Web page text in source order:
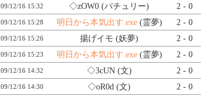
09/12/16 15:32 ◇zOW0 (パチュリー) 2 - 0
09/12/16 15:28 明日から本気出す.exe(霊夢) 2 - 0
09/12/16 15:26 揚げイモ (妖夢) 2 - 0
09/12/16 15:23 明日から本気出す.exe(霊夢) 2 - 0
09/12/16 14:32 ◇3cUN(文) 2 - 0
09/12/16 14:30 ◇oR0d (文) 2 - 0